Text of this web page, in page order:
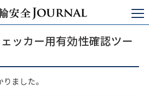
アルコールチェッカー用有効性確認ツール
ッカー用有効性確認ツー
ました。